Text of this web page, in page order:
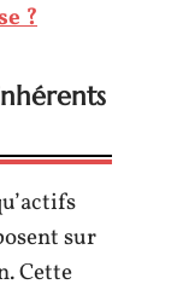
?
sur
Cette